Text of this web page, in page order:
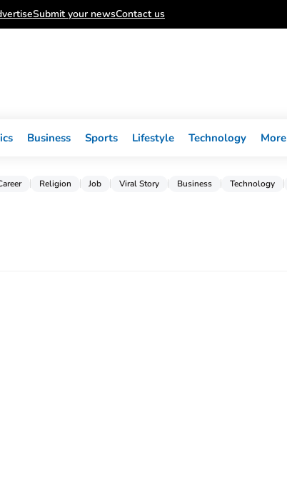
Submit your newsContact us
Business Sports Lifestyle Technology More
Religion Job Viral Story Business Technology